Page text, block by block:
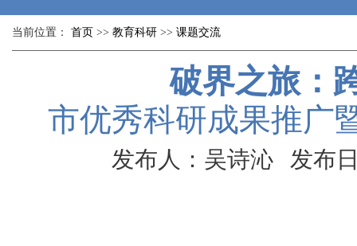
当前位置： 首页 >> 教育科研 >> 课题交流
破界之旅：
市优秀科研成果推广
发布人：吴诗沁 发布